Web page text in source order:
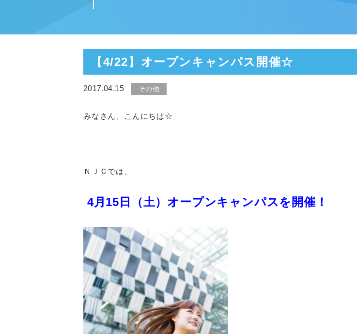
【4/22】オープンキャンパス開催☆
2017.04.15 その他
みなさん、こんにちは☆
ＮＪＣでは、
4月15 日（土）オープンキャンパスを開催！